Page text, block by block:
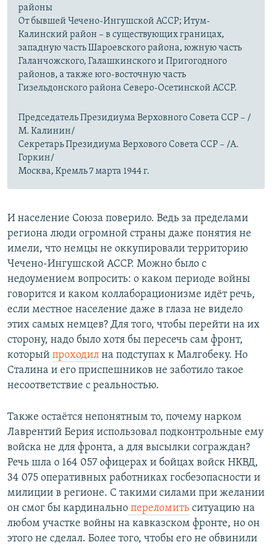
районы
От бывшей Чечено-Ингушской АССР; Итум-
Калинский район – в существующих границах,
западную часть Шароевского района, южную часть
Галанчожского, Галашкинского и Пригогодного
районов, а также юго-восточную часть
Гизельдонского района Северо-Осетинской АССР.
Председатель Президиума Верховного Совета ССР – /
М. Калинин/
Секретарь Президиума Верхового Совета ССР – /А.
Горкин/
Москва, Кремль 7 марта 1944 г.
​И население Союза поверило. Ведь за пределами
региона люди огромной страны даже понятия не
имели, что немцы не оккупировали территорию
Чечено-Ингушской АССР. Можно было с
недоумением вопросить: о каком периоде войны
говорится и каком коллаборационизме идёт речь,
если местное население даже в глаза не видело
этих самых немцев? Для того, чтобы перейти на их
сторону, надо было хотя бы пересечь сам фронт,
который проходил на подступах к Малгобеку. Но
Сталина и его приспешников не заботило такое
несоответствие с реальностью.
Также остаётся непонятным то, почему нарком
Лаврентий Берия использовал подконтрольные ему
войска не для фронта, а для высылки сограждан?
Речь шла о 164 057 офицерах и бойцах войск НКВД,
34 075 оперативных работниках госбезопасности и
милиции в регионе. С такими силами при желании
он смог бы кардинально переломить ситуацию на
любом участке войны на кавказском фронте, но он
этого не сделал. Более того, чтобы его не обвинили